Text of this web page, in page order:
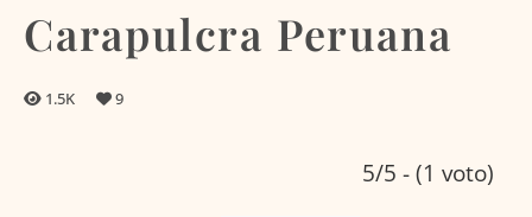
Carapulcra Peruana
1.5K 9
5/5 - (1 voto)